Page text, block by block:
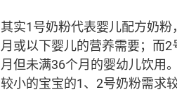
其实1号奶粉代表婴儿配方奶
月或以下婴儿的营养需要；而
月但未满36个月的婴幼儿饮用
较小的宝宝的1、2号奶粉需求